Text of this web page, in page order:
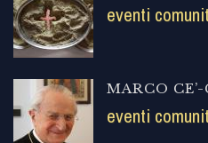
eventi
MARCO
eventi